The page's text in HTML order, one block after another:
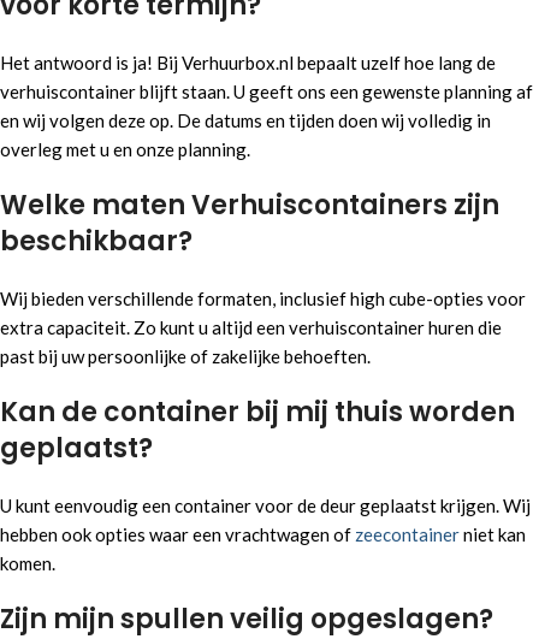
Het antwoord is ja! Bij Verhuurbox.nl bepaalt uzelf hoe lang de
verhuiscontainer blijft staan. U geeft ons een gewenste planning af
en wij volgen deze op. De datums en tijden doen wij volledig in
overleg met u en onze planning.
Welke maten Verhuiscontainers zijn
beschikbaar?
Wij bieden verschillende formaten, inclusief high cube-opties voor
extra capaciteit. Zo kunt u altijd een verhuiscontainer huren die
past bij uw persoonlijke of zakelijke behoeften.
Kan de container bij mij thuis worden
geplaatst?
U kunt eenvoudig een container voor de deur geplaatst krijgen. Wij
hebben ook opties waar een vrachtwagen of zeecontainerniet kan
komen.
Zijn mijn spullen veilig opgeslagen?